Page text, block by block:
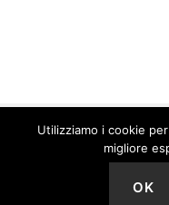
© 2026 Barbara Sgarzi ·
Utilizziamo i cookie
migliore
OK